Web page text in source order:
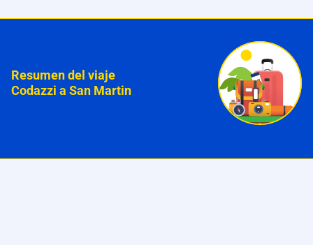
Resumen del viaje
Codazzi a San Martin